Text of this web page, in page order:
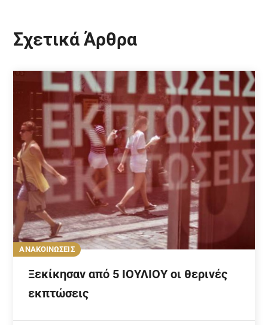
Σχετικά Άρθρα
ΑΝΑΚΟΙΝΩΣΕΙΣ
Ξεκίκησαν από 5 ΙΟΥΛΙΟΥ οι θερινές
εκπτώσεις